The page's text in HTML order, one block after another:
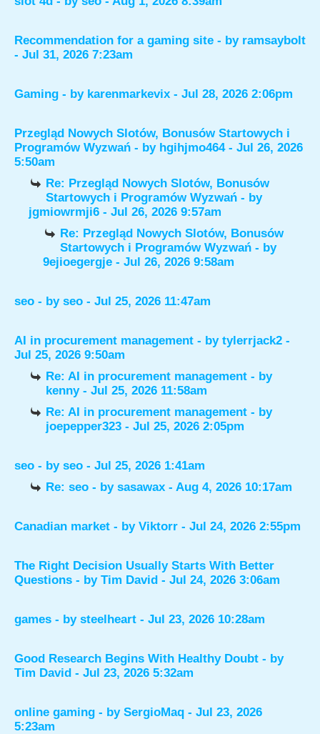
Recommendation for a gaming site - by ramsaybolt
- Jul 31, 2026 7:23am
Gaming - by karenmarkevix - Jul 28, 2026 2:06pm
Przegląd Nowych Slotów, Bonusów Startowych i
Programów Wyzwań - by hgihjmo464- Jul 26, 2026
5:50am
Re: Przegląd Nowych Slotów, Bonusów
Startowych i Programów Wyzwań - by
jgmiowrmji6 - Jul 26, 2026 9:57am
Re: Przegląd Nowych Slotów, Bonusów
Startowych i Programów Wyzwań - by
9ejioegergje - Jul 26, 2026 9:58am
seo - by seo - Jul 25, 2026 11:47am
AI in procurement management - by tylerrjack2 -
Jul 25, 2026 9:50am
Re: AI in procurement management - by
kenny- Jul 25, 2026 11:58am
Re: AI in procurement management - by
joepepper323 - Jul 25, 2026 2:05pm
seo - by seo - Jul 25, 2026 1:41am
Re: seo - bysasawax - Aug 4, 2026 10:17am
Canadian market - by Viktorr - Jul 24, 2026 2:55pm
The Right Decision Usually Starts With Better
Questions - by Tim David - Jul 24, 2026 3:06am
games - by steelheart - Jul 23, 2026 10:28am
Good Research Begins With Healthy Doubt - by
Tim David - Jul 23, 2026 5:32am
online gaming - by SergioMaq - Jul 23, 2026
5:23am